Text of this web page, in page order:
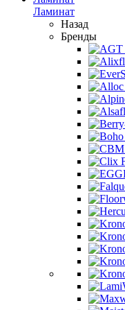
Ламинат
Назад
Бренды